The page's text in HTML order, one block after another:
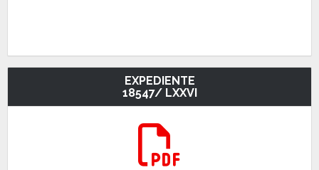
EXPEDIENTE
18547/ LXXVI